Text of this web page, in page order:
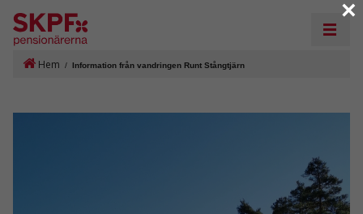
Hem / Information från vandringen Runt Stångtjärn
×